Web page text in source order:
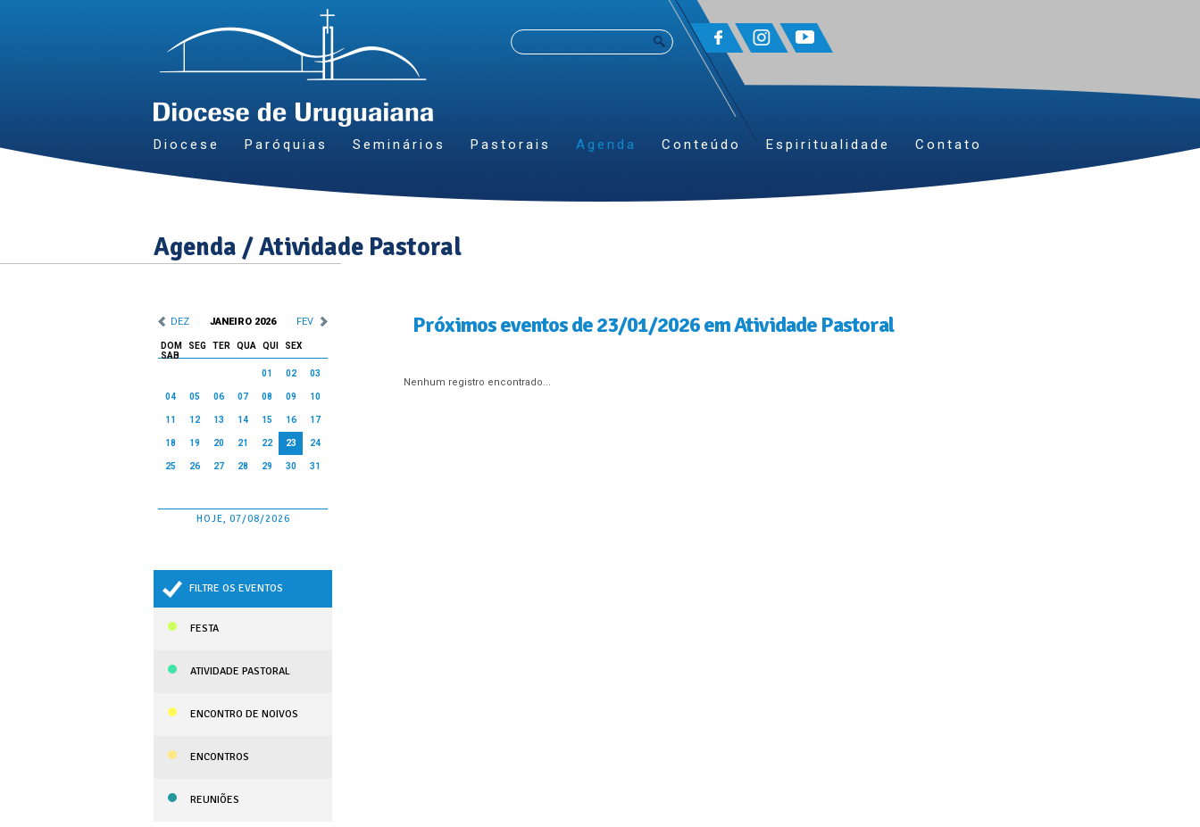
Diocese Paróquias Seminários Pastorais Agenda Conteúdo Espiritualidade Contato
Agenda / Atividade Pastoral
DEZ JANEIRO 2026 FEV
DOM SEG TER QUA QUI
SEX
SAB
01
02 03
04 05 06 07 08 09 10
11 12 13 14 15 16 17
18 19 20 21 22 23 24
25 26 27 28 29 30 31
HOJE, 07/08/2026
FILTRE OS EVENTOS
FESTA
ATIVIDADE PASTORAL
ENCONTRO DE NOIVOS
ENCONTROS
REUNIÕES
Próximos eventos de 23/01/2026 em Atividade Pastoral
Nenhum registro encontrado...